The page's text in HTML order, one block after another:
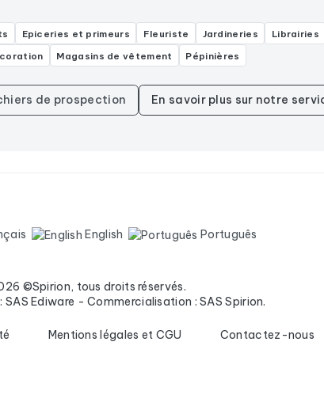
Epiceries et primeurs Fleuriste Jardineries Librairies
Magasins de vêtement Pépinières
de prospection En savoir plus sur notre
English Português
©Spirion, tous droits réservés.
SAS Ediware - Commercialisation : SAS Spirion.
Mentions légales et CGU Contactez-nous